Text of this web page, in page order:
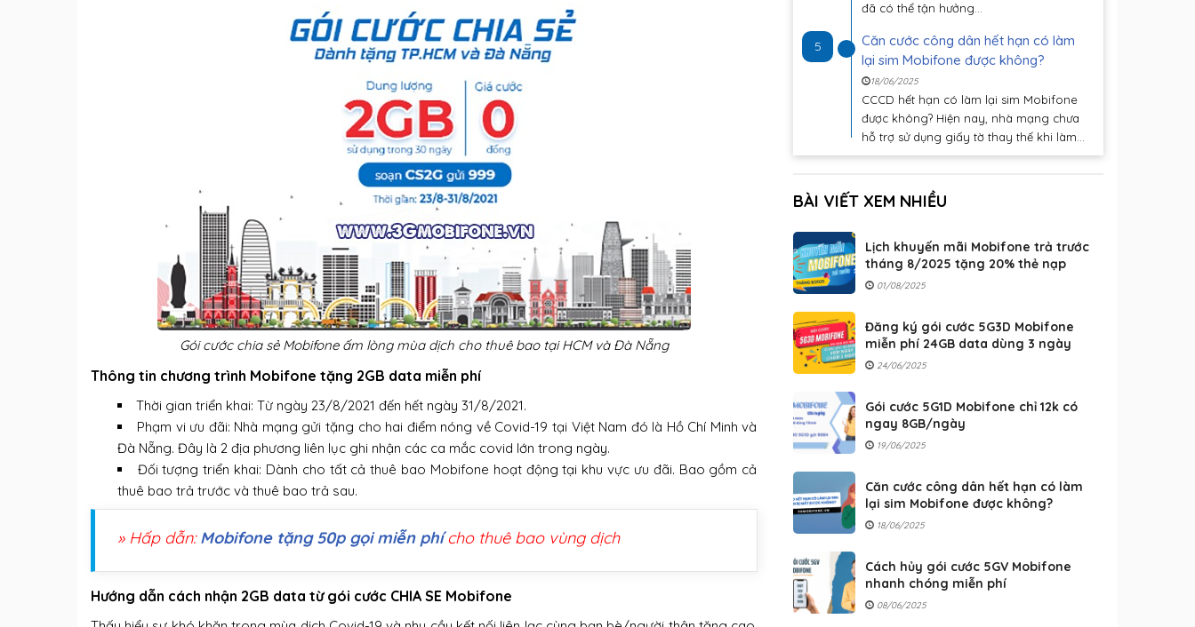
Gói cước chia sẻ Mobifone ấm lòng mùa dịch cho thuê bao tại HCM và Đà Nẵng
Thông tin chương trình Mobifone tặng 2GB data miễn phí
Thời gian triển khai: Từ ngày 23/8/2021 đến hết ngày 31/8/2021.
Phạm vi ưu đãi: Nhà mạng gửi tặng cho hai điểm nóng về Covid-19 tại Việt Nam đó là Hồ Chí Minh và
Đà Nẵng. Đây là 2 địa phương liên lục ghi nhận các ca mắc covid lớn trong ngày.
Đối tượng triển khai: Dành cho tất cả thuê bao Mobifone hoạt động tại khu vực ưu đãi. Bao gồm cả
thuê bao trả trước và thuê bao trả sau.
» Hấp dẫn:Mobifone tặng 50p gọi miễn phícho thuê bao vùng dịch
Hướng dẫn cách nhận 2GB data từ gói cước CHIA SE Mobifone
đã có thể tận hưởng...
5
Căn cước công dân hết hạn có làm
lại sim Mobifone được không?
18/06/2025
CCCD hết hạn có làm lại sim Mobifone
được không? Hiện nay, nhà mạng chưa
hỗ trợ sử dụng giấy tờ thay thế khi làm...
BÀI VIẾT XEM NHIỀU
Lịch khuyến mãi Mobifone trả trước
tháng 8/2025 tặng 20% thẻ nạp
01/08/2025
Đăng ký gói cước 5G3D Mobifone
miễn phí 24GB data dùng 3 ngày
24/06/2025
Gói cước 5G1D Mobifone chỉ 12k có
ngay 8GB/ngày
19/06/2025
Căn cước công dân hết hạn có làm
lại sim Mobifone được không?
18/06/2025
Cách hủy gói cước 5GV Mobifone
nhanh chóng miễn phí
08/06/2025